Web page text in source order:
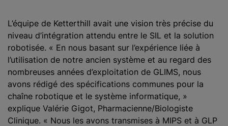
L’équipe de Ketterthill avait une vision très précise du
niveau d’intégration attendu entre le SIL et la solution
robotisée. « En nous basant sur l’expérience liée à
l’utilisation de notre ancien système et au regard des
nombreuses années d’exploitation de GLIMS, nous
avons rédigé des spécifications communes pour la
chaîne robotique et le système informatique, »
explique Valérie Gigot, Pharmacienne/Biologiste
Clinique. « Nous les avons transmises à MIPS et à GLP